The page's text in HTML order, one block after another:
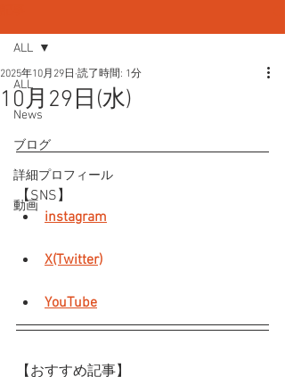
ALL
News
ブログ
詳細プロフィール
動画
ALL
10月29日(水)
2025年10月29日 読了時間: 1分
【SNS】
instagram
X(Twitter)
YouTube
【おすすめ記事】